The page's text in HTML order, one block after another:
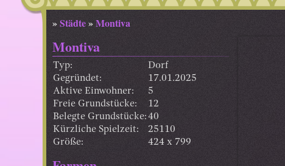
»Städte»Montiva
Montiva
Typ:
Dorf
Gegründet:
17.01.2025
Aktive Einwohner:
5
Freie Grundstücke:
12
Belegte Grundstücke:40
Kürzliche Spielzeit:
25110
Größe:
424 x 799